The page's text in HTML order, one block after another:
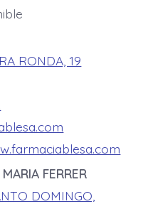
RONDA, 19
FERRER
DOMINGO,